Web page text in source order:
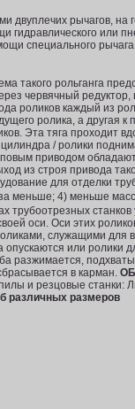
двуплечих рычагов, на
гидравлического или
специального
такого рольганга
чер­вячный
роликов каждый из
ролика, а другая
Эта тяга проходит
/ ролики
приводом
из строя привода
меньше; 4) меньше
трубоотрезных станков
оси. Оси этих
служащими для
опускаются или ролики
разжимается,
в карман.
и резцовые станки:
различных размеров